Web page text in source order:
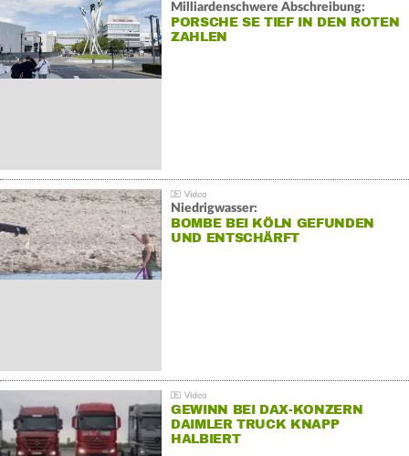
Milliardenschwere Abschreibung:
PORSCHE SE TIEF IN DEN ROTEN
ZAHLEN
Niedrigwasser:
BOMBE BEI KÖLN GEFUNDEN
UND ENTSCHÄRFT
GEWINN BEI DAX-KONZERN
DAIMLER TRUCK KNAPP
HALBIERT